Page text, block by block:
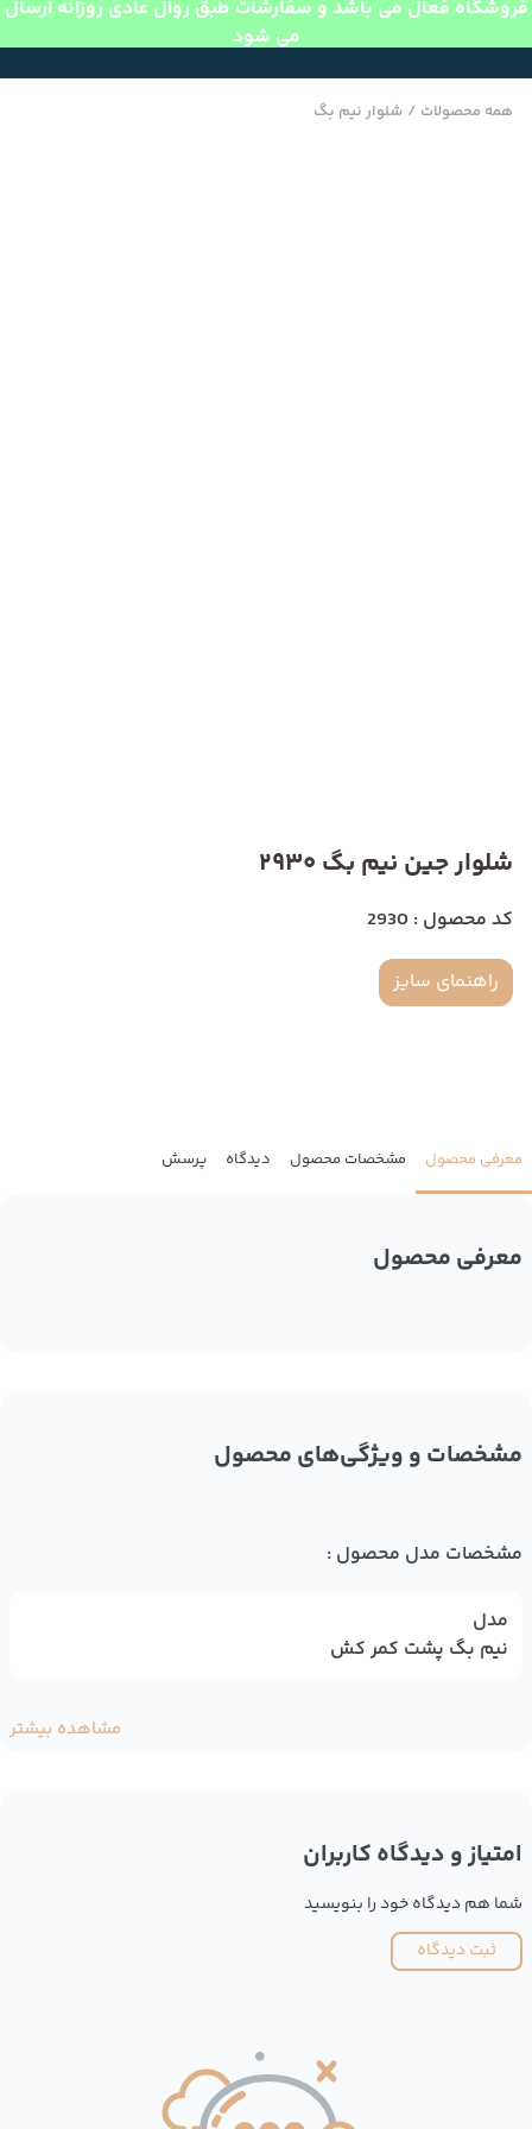
فروشگاه فعال می باشد و سفارشات طبق روال عادی روزانه ارسال
می شود
همه محصولات / شلوار نیم بگ
شلوار جین نیم بگ 2930
کد محصول : 2930
راهنمای سایز
معرفی محصول مشخصات محصول دیدگاه پرسش
معرفی محصول
مشخصات و ویژگی‌های محصول
مشخصات مدل محصول :
مدل
نیم بگ پشت کمر کش
مشاهده بیشتر
امتیاز و دیدگاه کاربران
شما هم دیدگاه خود را بنویسید
ثبت دیدگاه